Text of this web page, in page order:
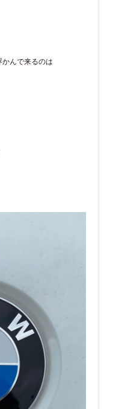
んで来るのは